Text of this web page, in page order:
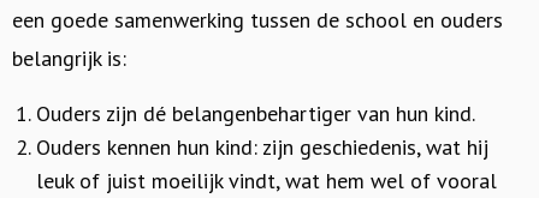
een goede samenwerking tussen de school en ouders
belangrijk is:
Ouders zijn dé belangenbehartiger van hun kind.
Ouders kennen hun kind: zijn geschiedenis, wat hij
leuk of juist moeilijk vindt, wat hem wel of vooral